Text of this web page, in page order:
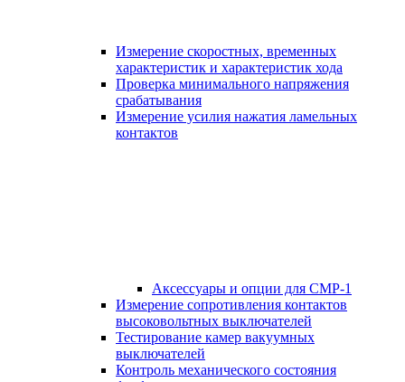
Измерение скоростных, временных
характеристик и характеристик хода
Проверка минимального напряжения
срабатывания
Измерение усилия нажатия ламельных
контактов
Аксессуары и опции для СМР-1
Измерение сопротивления контактов
высоковольтных выключателей
Тестирование камер вакуумных
выключателей
Контроль механического состояния